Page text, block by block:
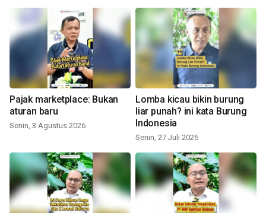
Pajak marketplace: Bukan
aturan baru
Senin, 3 Agustus 2026
Lomba kicau bikin burung
liar punah? ini kata Burung
Indonesia
Senin, 27 Juli 2026